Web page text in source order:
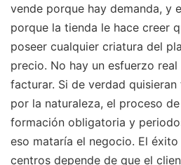
vende porque hay demanda, y
porque la tienda le hace creer
poseer cualquier criatura del
precio. No hay un esfuerzo
facturar. Si de verdad
por la naturaleza, el proceso
formación obligatoria y
eso mataría el negocio. El
centros depende de que el